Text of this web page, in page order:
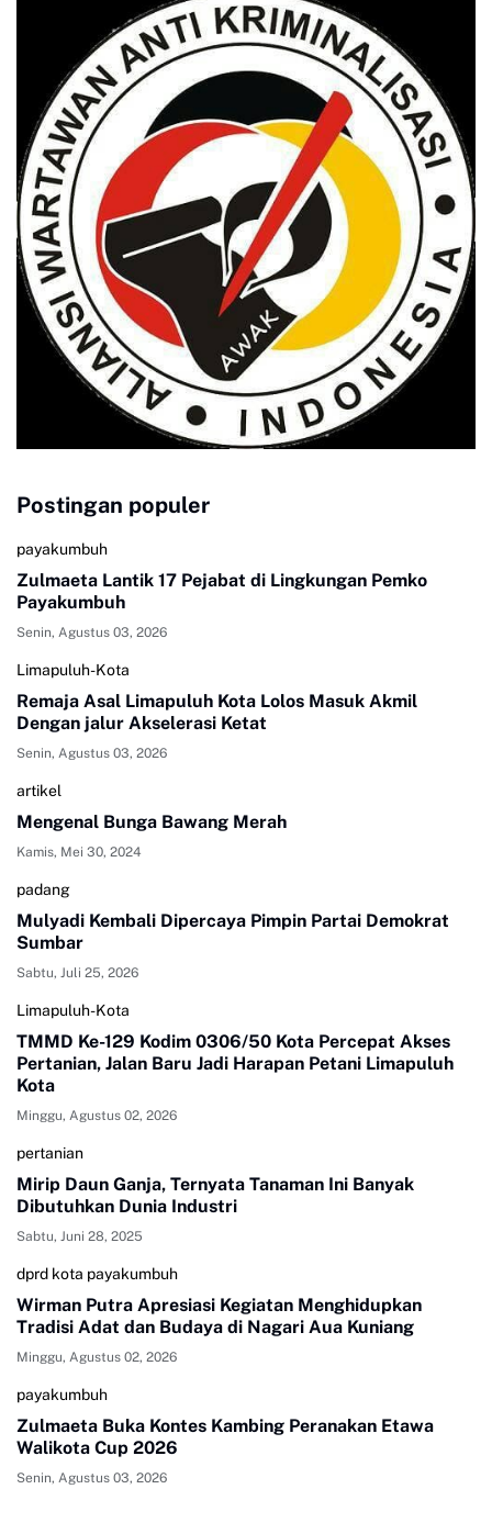
Postingan populer
payakumbuh
Zulmaeta Lantik 17 Pejabat di Lingkungan Pemko
Payakumbuh
Senin, Agustus 03, 2026
Limapuluh-Kota
Remaja Asal Limapuluh Kota Lolos Masuk Akmil
Dengan jalur Akselerasi Ketat
Senin, Agustus 03, 2026
artikel
Mengenal Bunga Bawang Merah
Kamis, Mei 30, 2024
padang
Mulyadi Kembali Dipercaya Pimpin Partai Demokrat
Sumbar
Sabtu, Juli 25, 2026
Limapuluh-Kota
TMMD Ke-129 Kodim 0306/50 Kota Percepat Akses
Pertanian, Jalan Baru Jadi Harapan Petani Limapuluh
Kota
Minggu, Agustus 02, 2026
pertanian
Mirip Daun Ganja, Ternyata Tanaman Ini Banyak
Dibutuhkan Dunia Industri
Sabtu, Juni 28, 2025
dprd kota payakumbuh
Wirman Putra Apresiasi Kegiatan Menghidupkan
Tradisi Adat dan Budaya di Nagari Aua Kuniang
Minggu, Agustus 02, 2026
payakumbuh
Zulmaeta Buka Kontes Kambing Peranakan Etawa
Walikota Cup 2026
Senin, Agustus 03, 2026